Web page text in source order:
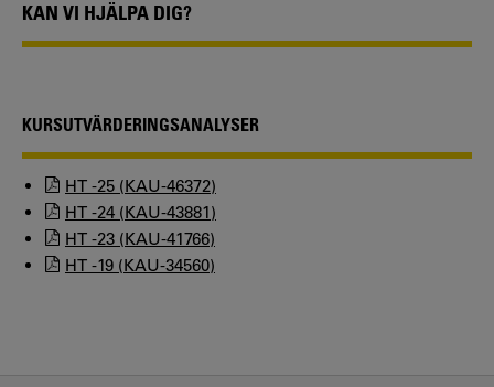
KAN VI HJÄLPA DIG?
KURSUTVÄRDERINGSANALYSER
HT -25 (KAU-46372)
HT -24 (KAU-43881)
HT -23 (KAU-41766)
HT -19 (KAU-34560)